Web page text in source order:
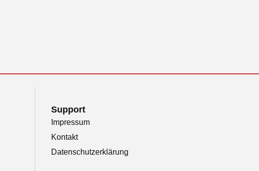
Support
Impressum
Kontakt
Datenschutzerklärung